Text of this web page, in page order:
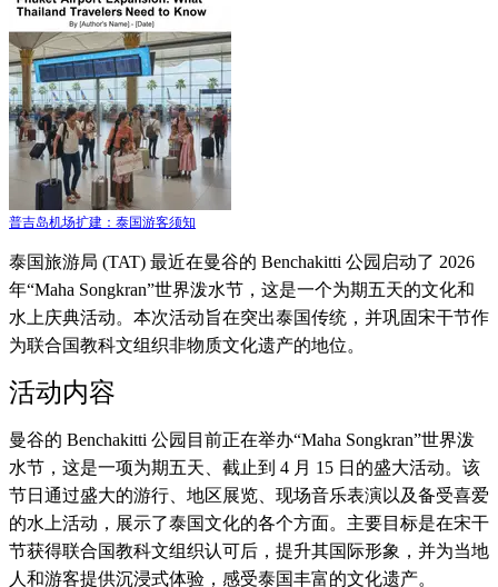
普吉岛机场扩建：泰国游客须知
泰国旅游局 (TAT) 最近在曼谷的 Benchakitti 公园启动了 2026
年“Maha Songkran”世界泼水节，这是一个为期五天的文化和
水上庆典活动。本次活动旨在突出泰国传统，并巩固宋干节作
为联合国教科文组织非物质文化遗产的地位。
活动内容
曼谷的 Benchakitti 公园目前正在举办“Maha Songkran”世界泼
水节，这是一项为期五天、截止到 4 月 15 日的盛大活动。该
节日通过盛大的游行、地区展览、现场音乐表演以及备受喜爱
的水上活动，展示了泰国文化的各个方面。主要目标是在宋干
节获得联合国教科文组织认可后，提升其国际形象，并为当地
人和游客提供沉浸式体验，感受泰国丰富的文化遗产。